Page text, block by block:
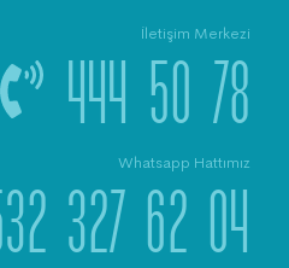
İletişim Merkezi
444 50 78
Whatsapp Hattımız
327 62 04